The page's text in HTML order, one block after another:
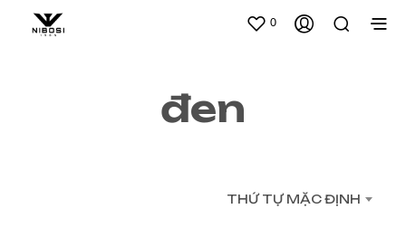
0
đen
THỨ TỰ MẶC ĐỊNH